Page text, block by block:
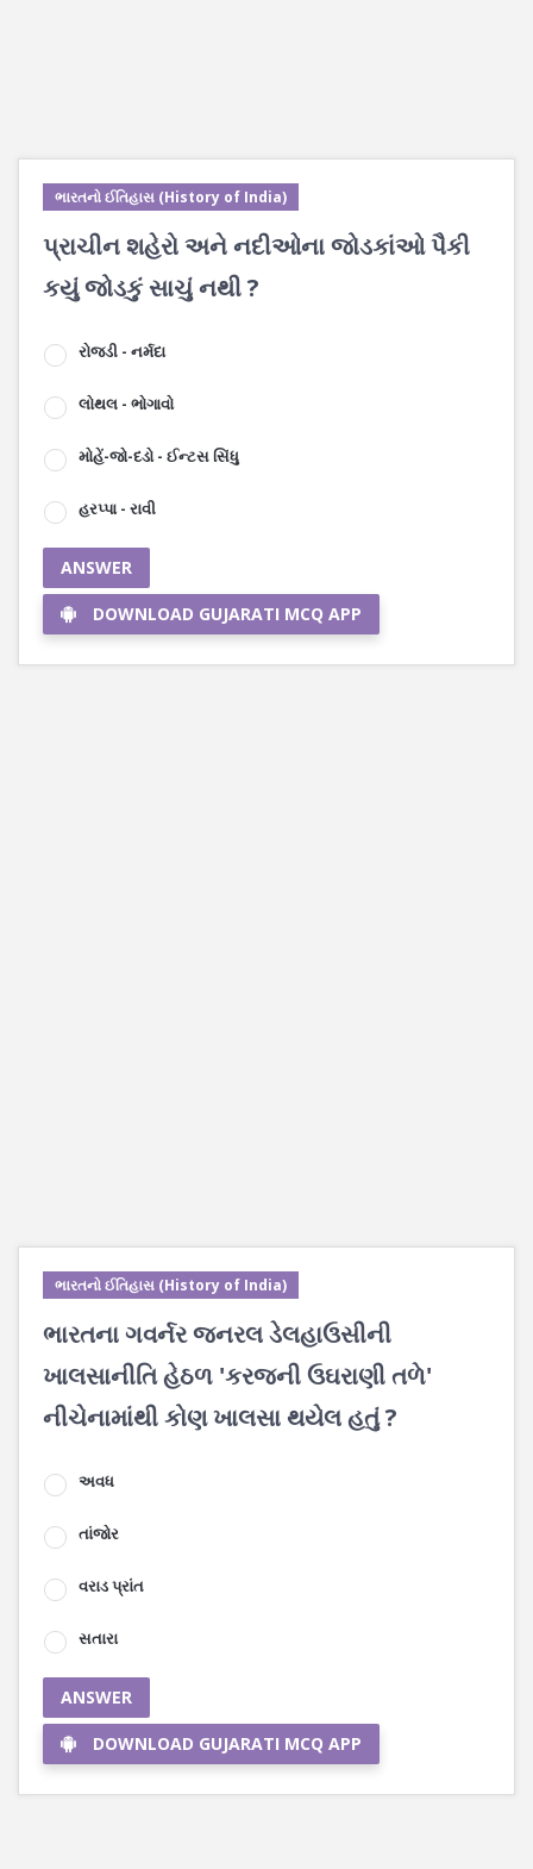
ભારતનો ઈતિહાસ (History of India)
પ્રાચીન શહેરો અને નદીઓના જોડકાંઓ પૈકી
કયું જોડકું સાચું નથી ?
રોજડી - નર્મદા
લોથલ - ભોગાવો
મોહેં-જો-દડો - ઈન્ટસ સિંધુ
હરપ્પા - રાવી
ANSWER
DOWNLOAD GUJARATI MCQ APP
ભારતનો ઈતિહાસ (History of India)
ભારતના ગવર્નર જનરલ ડેલહાઉસીની
ખાલસાનીતિ હેઠળ 'કરજની ઉઘરાણી તળે'
નીચેનામાંથી કોણ ખાલસા થયેલ હતું ?
અવધ
તાંજોર
વરાડ પ્રાંત
સતારા
ANSWER
DOWNLOAD GUJARATI MCQ APP